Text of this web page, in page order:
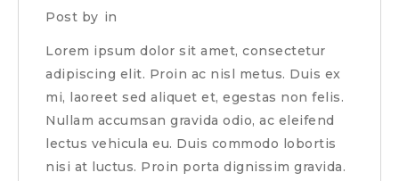
Post by in
Lorem ipsum dolor sit amet, consectetur
adipiscing elit. Proin ac nisl metus. Duis ex
mi, laoreet sed aliquet et, egestas non felis.
Nullam accumsan gravida odio, ac eleifend
lectus vehicula eu. Duis commodo lobortis
nisi at luctus. Proin porta dignissim gravida.